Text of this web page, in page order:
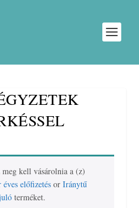
kell vásárolnia a (z)
előfizetés orIránytű
terméket.